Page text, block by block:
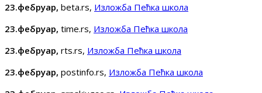
23.фебруар, beta.rs, Изложба Пећка школа
23.фебруар, time.rs, Изложба Пећка школа
23.фебруар, rts.rs, Изложба Пећка школа
23.фебруар, postinfo.rs, Изложба Пећка школа